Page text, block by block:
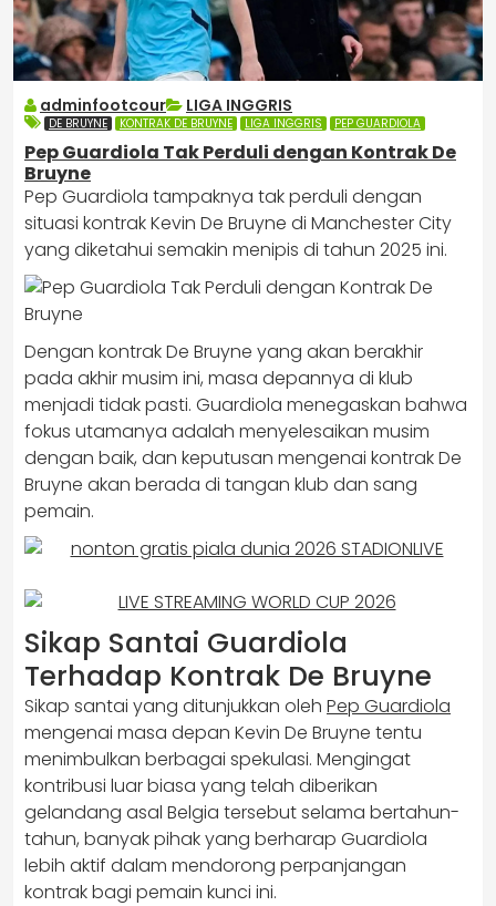
adminfootcour LIGA INGGRIS
DE BRUYNE KONTRAK DE BRUYNE LIGA INGGRIS PEP GUARDIOLA
Pep Guardiola Tak Perduli dengan Kontrak De
Bruyne
Pep Guardiola tampaknya tak perduli dengan
situasi kontrak Kevin De Bruyne di Manchester City
yang diketahui semakin menipis di tahun 2025 ini.
Dengan kontrak De Bruyne yang akan berakhir
pada akhir musim ini, masa depannya di klub
menjadi tidak pasti. Guardiola menegaskan bahwa
fokus utamanya adalah menyelesaikan musim
dengan baik, dan keputusan mengenai kontrak De
Bruyne akan berada di tangan klub dan sang
pemain.
Sikap Santai Guardiola
Terhadap Kontrak De Bruyne
Sikap santai yang ditunjukkan oleh Pep Guardiola
mengenai masa depan Kevin De Bruyne tentu
menimbulkan berbagai spekulasi. Mengingat
kontribusi luar biasa yang telah diberikan
gelandang asal Belgia tersebut selama bertahun-
tahun, banyak pihak yang berharap Guardiola
lebih aktif dalam mendorong perpanjangan
kontrak bagi pemain kunci ini.